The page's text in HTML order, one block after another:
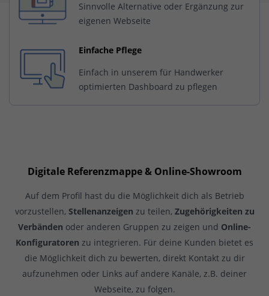
Sinnvolle Alternative oder Ergänzung zur
eigenen Webseite
Einfache Pflege
Einfach in unserem für Handwerker
optimierten Dashboard zu pflegen
Digitale Referenzmappe & Online-Showroom
Auf dem Profil hast du die Möglichkeit dich als Betrieb
vorzustellen, Stellenanzeigen zu teilen, Zugehörigkeiten zu
Verbänden oder anderen Gruppen zu zeigen und Online-
Konfiguratoren zu integrieren. Für deine Kunden bietet es
die Möglichkeit dich zu bewerten, direkt Kontakt zu dir
aufzunehmen oder Links auf andere Kanäle, z.B. deiner
Webseite, zu folgen.